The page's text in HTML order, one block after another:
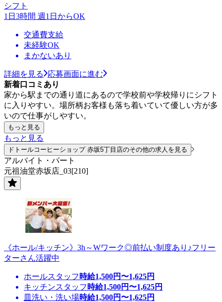
シフト
1日3時間 週1日からOK
交通費支給
未経験OK
まかないあり
詳細を見る
応募画面に進む
新着口コミあり
家から駅までの通り道にあるので学校前や学校帰りにシフト
に入りやすい。場所柄お客様も落ち着いていて優しい方が多
いので仕事がしやすい。
もっと見る
もっと見る
ドトールコーヒーショップ 赤坂5丁目店のその他の求人を見る
アルバイト・パート
元祖油堂赤坂店_03[210]
《ホール/キッチン》3h～Wワーク◎前払い制度あり♪フリー
ターさん活躍中
ホールスタッフ 時給1,500円〜1,625円
キッチンスタッフ 時給1,500円〜1,625円
皿洗い・洗い場時給1,500円〜1,625円